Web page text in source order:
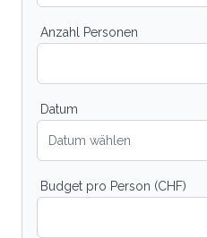
Anzahl Personen
Datum
Datum wählen
Budget pro Person (CHF)